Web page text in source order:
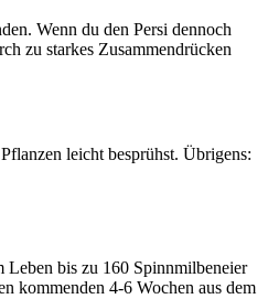
Wenn du den Persi dennoch
zu starkes Zusammendrücken
leicht besprühst. Übrigens:
bis zu 160 Spinnmilbeneier
kommenden 4-6 Wochen aus dem